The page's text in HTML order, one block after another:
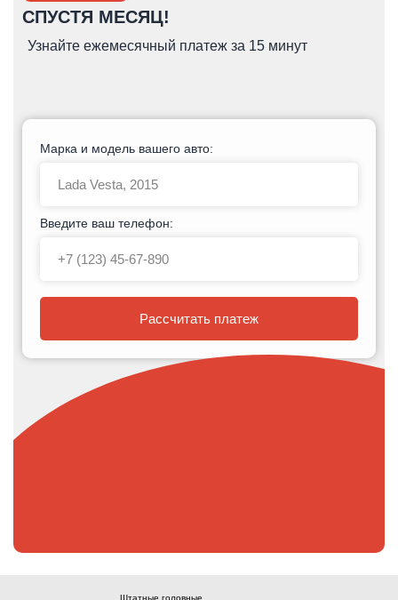
СПУСТЯ МЕСЯЦ!
Узнайте ежемесячный платеж за 15 минут
Марка и модель вашего авто:
Введите ваш телефон:
Рассчитать платеж